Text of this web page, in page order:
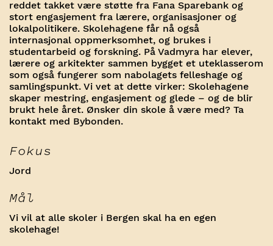
reddet takket være støtte fra Fana Sparebank og
stort engasjement fra lærere, organisasjoner og
lokalpolitikere. Skolehagene får nå også
internasjonal oppmerksomhet, og brukes i
studentarbeid og forskning. På Vadmyra har elever,
lærere og arkitekter sammen bygget et uteklasserom
som også fungerer som nabolagets felleshage og
samlingspunkt. Vi vet at dette virker: Skolehagene
skaper mestring, engasjement og glede – og de blir
brukt hele året. Ønsker din skole å være med? Ta
kontakt med Bybonden.
Fokus
Jord
Mål
Vi vil at alle skoler i Bergen skal ha en egen
skolehage!